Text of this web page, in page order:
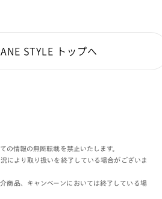
STYLE トップへ
の情報の無断転載を禁止いたします。
により取り扱いを終了している場合がございま
商品、キャンペーンにおいては終了している場